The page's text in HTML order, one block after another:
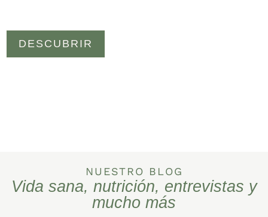
DESCUBRIR
NUESTRO BLOG
Vida sana, nutrición, entrevistas y
mucho más